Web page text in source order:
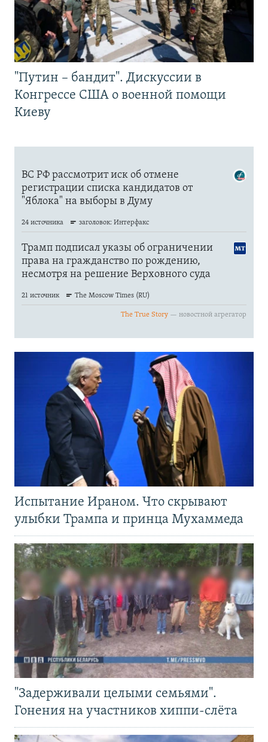
"Путин – бандит". Дискуссии в
Конгрессе США о военной помощи
Киеву
Испытание Ираном. Что скрывают
улыбки Трампа и принца Мухаммеда
"Задерживали целыми семьями".
Гонения на участников хиппи-слёта